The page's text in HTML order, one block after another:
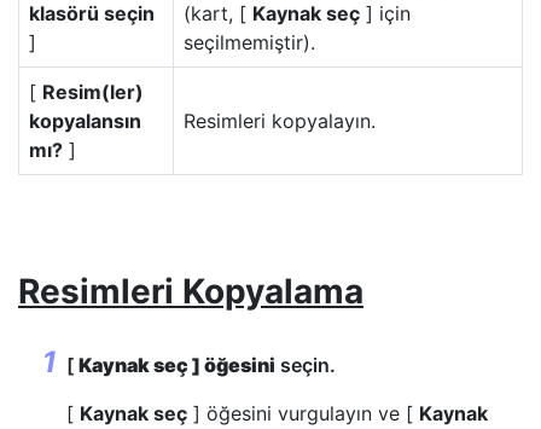
klasörü seçin
]
(kart, [ Kaynak seç ] için
seçilmemiştir).
[ Resim(ler)
kopyalansın
mı? ]
Resimleri kopyalayın.
Resimleri Kopyalama
[ Kaynak seç ] öğesini seçin.
[ Kaynak seç ] öğesini vurgulayın ve [ Kaynak